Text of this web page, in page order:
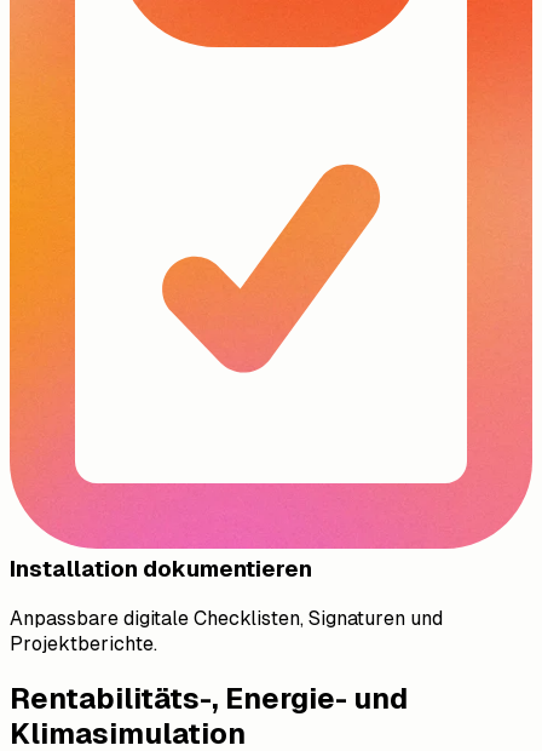
Installation dokumentieren
Anpassbare digitale Checklisten, Signaturen und
Projektberichte.
Rentabilitäts-, Energie- und
Klimasimulation